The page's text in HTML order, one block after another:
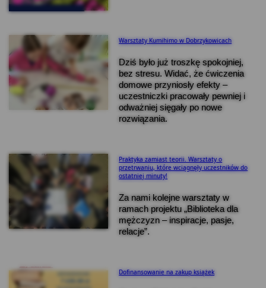
Warsztaty Kumihimo w Dobrzykowicach
Dziś było już troszkę spokojniej,
bez stresu. Widać, że ćwiczenia
domowe przyniosły efekty –
uczestniczki pracowały pewniej i
odważniej sięgały po nowe
rozwiązania.
Praktyka zamiast teorii. Warsztaty o
przetrwaniu, które wciągnęły uczestników do
ostatniej minuty!
Za nami kolejne warsztaty w
ramach projektu „Biblioteka dla
mężczyzn – inspiracje, pasje,
relacje”.
Dofinansowanie na zakup książek